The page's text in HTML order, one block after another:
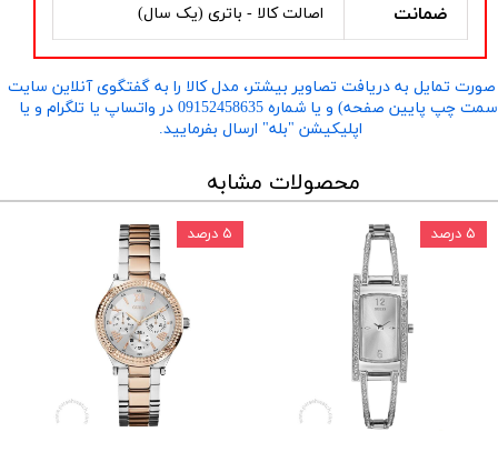
ضمانت اصالت کالا - باتری (یک سال)
تمایل به دریافت تصاویر بیشتر، مدل کالا را به گفتگوی آنلاین سایت
​​​​​​​(سمت چپ پایین صفحه) و یا شماره 09152458635 در واتساپ یا تلگرام و یا
اپلیکیشن "بله" ارسال بفرمایید.
محصولات مشابه
۵ درصد ۵ درصد